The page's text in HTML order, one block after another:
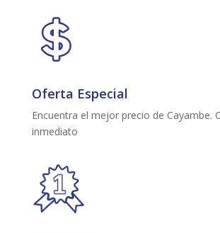
Oferta Especial
Encuentra el mejor precio de Cayambe.
inmediato